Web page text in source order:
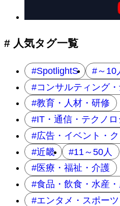
ョ
# 人気タグ一覧
SpotlightS ～10
コンサルティング
教育・人材・研修
IT・通信・テクノロ
広告・イベント・
近畿
11～50人
医療・福祉・介護
食品・飲食・水産
エンタメ・スポー